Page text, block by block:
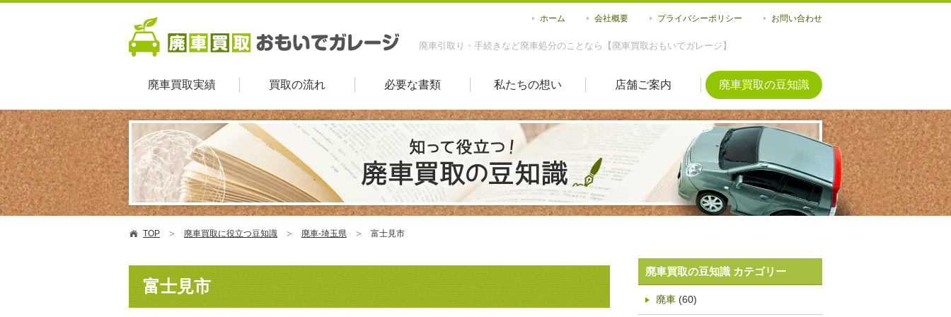
廃車引取り・手続きなど廃車処分のことなら【廃車買取おもいでガレージ】
ホーム 会社概要 プライバシーポリシー お問い合わせ
廃車買取実績 買取の流れ 必要な書類 私たちの想い 店舗ご案内 廃車買取の豆知識
TOP 廃車買取に役立つ豆知識 廃車-埼玉県 富士見市
富士見市
廃車買取の豆知識 カテゴリー
廃車 (60)